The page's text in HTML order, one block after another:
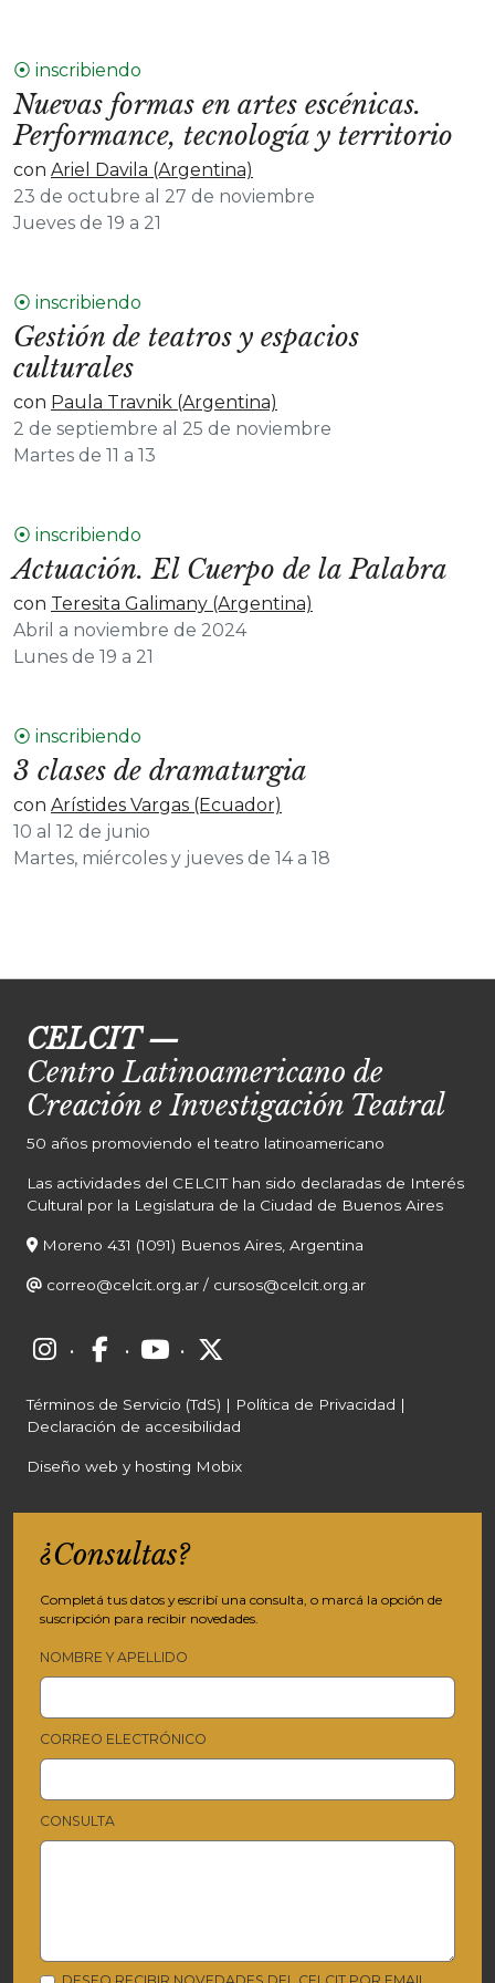
⦿ inscribiendo
Nuevas formas en artes escénicas.
Performance, tecnología y territorio
con Ariel Davila (Argentina)
23 de octubre al 27 de noviembre
Jueves de 19 a 21
⦿ inscribiendo
Gestión de teatros y espacios
culturales
con Paula Travnik (Argentina)
2 de septiembre al 25 de noviembre
Martes de 11 a 13
⦿ inscribiendo
Actuación. El Cuerpo de la Palabra
con Teresita Galimany (Argentina)
Abril a noviembre de 2024
Lunes de 19 a 21
⦿ inscribiendo
3 clases de dramaturgia
con Arístides Vargas (Ecuador)
10 al 12 de junio
Martes, miércoles y jueves de 14 a 18
CELCIT—
Centro Latinoamericano de
Creación e Investigación Teatral
50 años promoviendo el teatro latinoamericano
Las actividades del CELCIT han sido declaradas de Interés
Cultural por la Legislatura de la Ciudad de Buenos Aires
Moreno 431 (1091) Buenos Aires, Argentina
correo@celcit.org.ar / cursos@celcit.org.ar
· · ·
Términos de Servicio (TdS) | Política de Privacidad |
Declaración de accesibilidad
Diseño web y hosting Mobix
¿Consultas?
Completá tus datos y escribí una consulta, o marcá la opción de
suscripción para recibir novedades.
NOMBRE Y APELLIDO
CORREO ELECTRÓNICO
CONSULTA